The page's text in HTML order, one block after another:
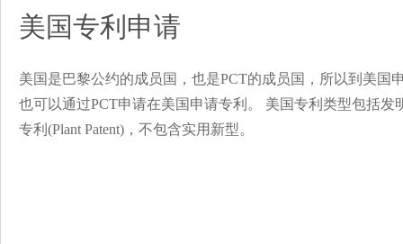
美国专利申请
美国是巴黎公约的成员国，也是PCT的成员国，所以到美
也可以通过PCT申请在美国申请专利。 美国专利类型包括发
专利(Plant Patent)，不包含实用新型。